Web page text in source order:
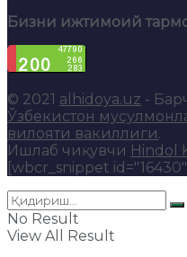
Бизни ижтимоий
© 2021 alhidoya.uz -
Ўзбекистон
вилояти вакиллиги.
Ишлаб чиқувчи Hindol
[wbcr_snippet
No Result
View All Result